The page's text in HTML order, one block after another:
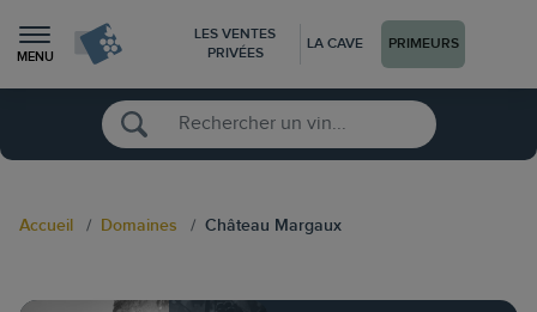
MENU
LES VENTES
PRIVÉES
LA CAVE PRIMEURS
Accueil Domaines Château Margaux